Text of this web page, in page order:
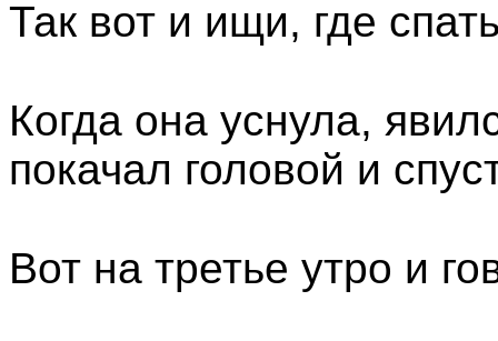
Так вот и ищи, где
Когда она уснула,
покачал головой и
Вот на третье утро и